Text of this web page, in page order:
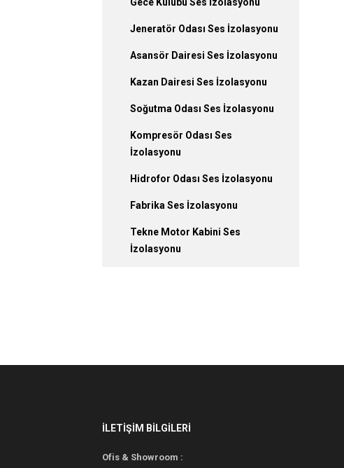
Jeneratör Odası Ses İzolasyonu
Asansör Dairesi Ses İzolasyonu
Kazan Dairesi Ses İzolasyonu
Soğutma Odası Ses İzolasyonu
Kompresör Odası Ses
İzolasyonu
Hidrofor Odası Ses İzolasyonu
Fabrika Ses İzolasyonu
Tekne Motor Kabini Ses
İzolasyonu
İLETİŞİM BİLGİLERİ
Ofis & Showroom :